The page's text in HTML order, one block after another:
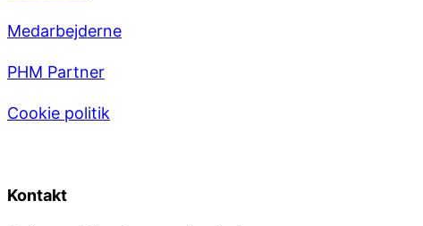
Medarbejderne
PHM Partner
Cookie politik
Kontakt